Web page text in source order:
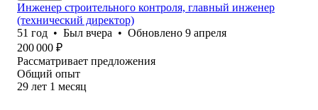
Инженер строительного контроля, главный инженер
(технический директор)
51 год • Был вчера • Обновлено 9 апреля
200 000 ₽
Рассматривает предложения
Общий опыт
29 лет 1 месяц